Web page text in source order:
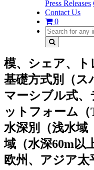
Press Releases
Contact Us
0
模、シェア、ト
基礎方式別（ス
マーシブル式
ットフォーム（
水深別（浅水域
域（水深60m以
欧州、アジア太